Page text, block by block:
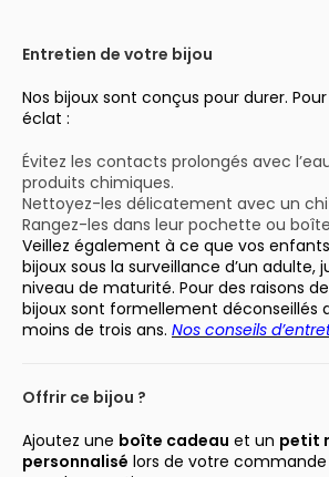
Entretien de votre bijou
Nos bijoux sont conçus pour durer.
éclat :
Évitez les contacts prolongés avec
produits chimiques.
Nettoyez-les délicatement avec un
Rangez-les dans leur pochette ou
Veillez également à ce que vos
bijoux sous la surveillance d’un adulte,
niveau de maturité. Pour des raisons
bijoux sont formellement déconseillés
moins de trois ans. Nos conseils
Offrir ce bijou ?
Ajoutez une boîte cadeau et un petit
personnalisé lors de votre